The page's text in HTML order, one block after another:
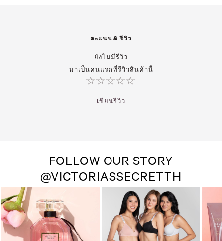
คะแนน & รีวิว
ยังไม่มีรีวิว
มาเป็นคนแรกที่รีวิวสินค้านี้
เขียนรีวิว
FOLLOW OUR STORY
@VICTORIASSECRETTH